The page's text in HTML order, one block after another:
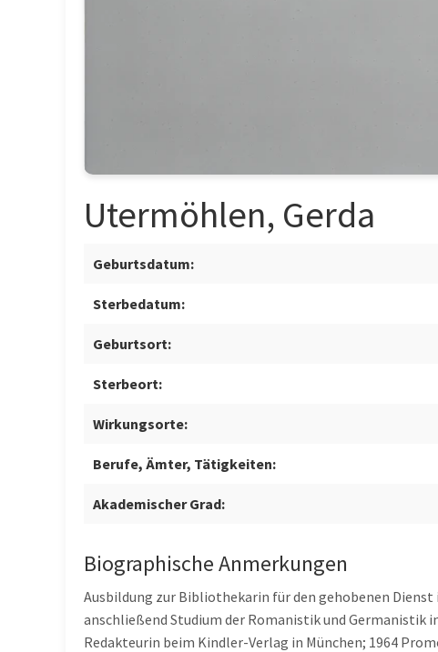
Utermöhlen, Gerda
Geburtsdatum:
Sterbedatum:
Geburtsort:
Sterbeort:
Wirkungsorte:
Berufe, Ämter, Tätigkeiten:
Akademischer Grad:
Biographische Anmerkungen
Ausbildung zur Bibliothekarin für den gehobenen
anschließend Studium der Romanistik und
Redakteurin beim Kindler-Verlag in München; 1964